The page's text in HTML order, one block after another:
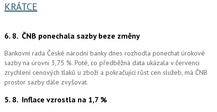
KRÁTCE
6. 8. ČNB ponechala sazby beze změny
Bankovní rada České národní banky dnes rozhodla ponechat úrokové
sazby na úrovni 3,75 %. Poté, co předběžná data ukázala v červenci
zrychlení cenových tlaků u zboží a pokračující růst cen služeb, má ČNB
prostor sazby dále zvyšovat.
5. 8. Inflace vzrostla na 1,7 %